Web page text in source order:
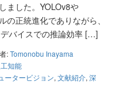
ました。YOLOv8や
の正統進化でありながら、
バイスでの推論効率 […]
:Tomonobu Inayama
工知能
ータービジョン, 文献紹介, 深